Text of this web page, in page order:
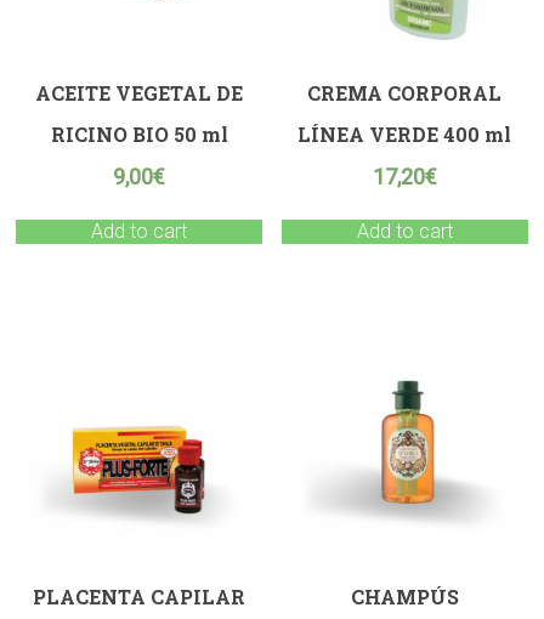
ACEITE VEGETAL DE
RICINO BIO 50 ml
9,00€
Add to cart
CREMA CORPORAL
LÍNEA VERDE 400 ml
17,20€
Add to cart
PLACENTA CAPILAR
CHAMPÚS